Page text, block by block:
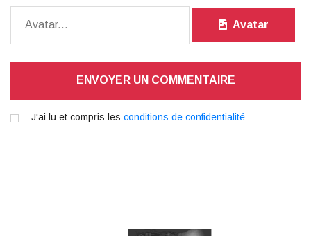
Avatar
ENVOYER UN COMMENTAIRE
J'ai lu et compris les conditions de confidentialité